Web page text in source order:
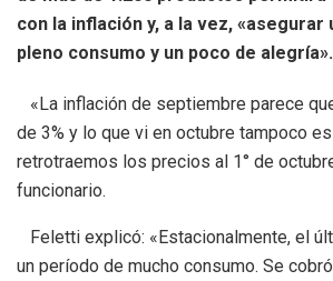
con la inflación y, a la vez,
pleno consumo y un poco de alegría».
«La inflación de septiembre parece
de 3% y lo que vi en octubre tampoco
retrotraemos los precios al 1° de
funcionario.
Feletti explicó: «Estacionalmente, el
un período de mucho consumo. Se